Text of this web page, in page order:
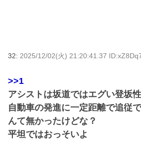
32: 2025/12/02(火) 21:20:41.37
>>1
アシストは坂道ではエグい登坂
自動車の発進に一定距離で追従
んて無かったけどな？
平坦ではおっそいよ